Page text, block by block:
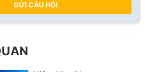
GỬI CÂU HỎI